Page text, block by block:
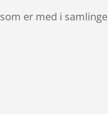
er med i